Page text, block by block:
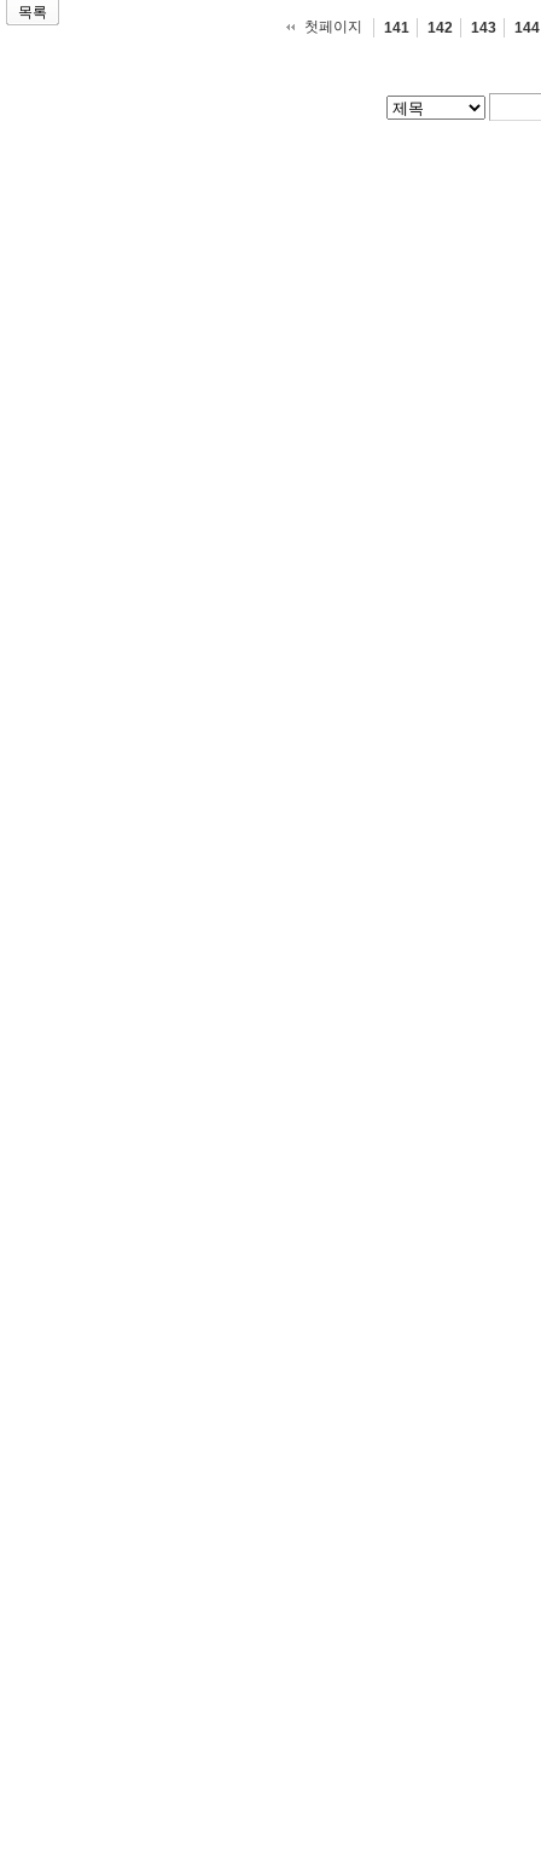
목록
첫페이지
141 142 143 144